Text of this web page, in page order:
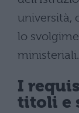
università,
lo
ministeriali.
I
titoli e